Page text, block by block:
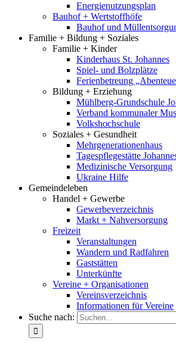
Energienutzungsplan
Bauhof + Wertstoffhöfe
Bauhof und
Familie + Bildung + Soziales
Familie + Kinder
Kinderhaus St. Johannes
Spiel- und Bolzplätze
Ferienbetreung
Bildung + Erziehung
Mühlberg-Grundschule
Verband kommunaler
Volkshochschule
Soziales + Gesundheit
Mehrgenerationenhaus
Tagespflegestätte
Medizinische Versorgung
Ukraine Hilfe
Gemeindeleben
Handel + Gewerbe
Gewerbeverzeichnis
Markt + Nahversorgung
Freizeit
Veranstaltungen
Wandern und Radfahren
Gaststätten
Unterkünfte
Vereine + Organisationen
Vereinsverzeichnis
Informationen für Vereine
Suche nach: